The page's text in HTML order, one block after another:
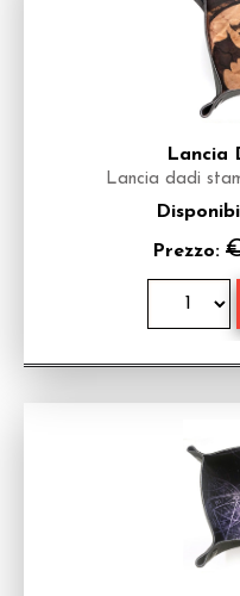
Lancia
Lancia dadi
Prezzo: